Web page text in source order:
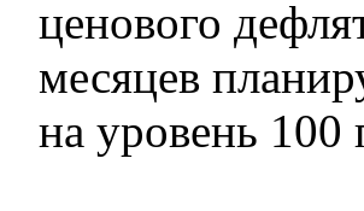
ценового
месяцев
на уровень 100